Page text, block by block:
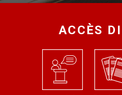
ACCÈS